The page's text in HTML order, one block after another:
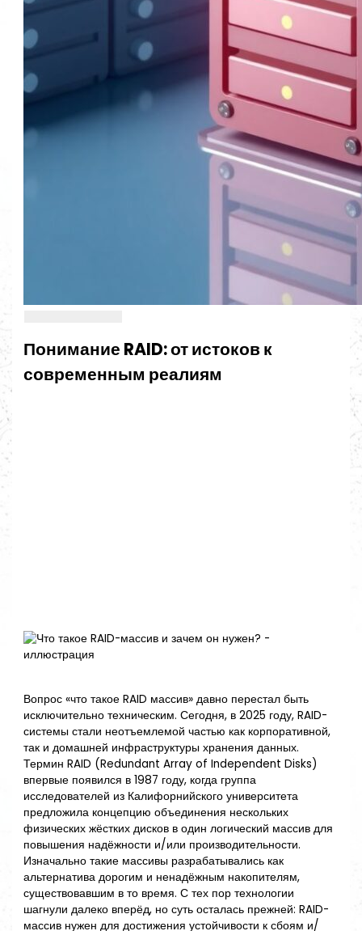
Понимание RAID: от истоков к
современным реалиям
Вопрос «что такое RAID массив» давно перестал быть
исключительно техническим. Сегодня, в 2025 году, RAID-
системы стали неотъемлемой частью как корпоративной,
так и домашней инфраструктуры хранения данных.
Термин RAID (Redundant Array of Independent Disks)
впервые появился в 1987 году, когда группа
исследователей из Калифорнийского университета
предложила концепцию объединения нескольких
физических жёстких дисков в один логический массив для
повышения надёжности и/или производительности.
Изначально такие массивы разрабатывались как
альтернатива дорогим и ненадёжным накопителям,
существовавшим в то время. С тех пор технологии
шагнули далеко вперёд, но суть осталась прежней: RAID-
массив нужен для достижения устойчивости к сбоям и/